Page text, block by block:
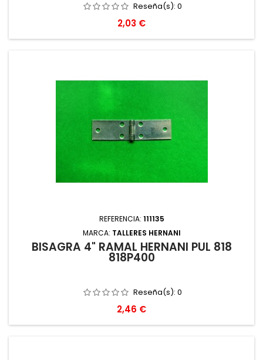
Reseña(s): 0
Precio
2,03 €
REFERENCIA: 111135
MARCA: TALLERES HERNANI
BISAGRA 4" RAMAL HERNANI PUL 818
818P400
Reseña(s): 0
Precio
2,46 €